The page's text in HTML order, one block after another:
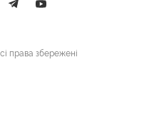
права збережені